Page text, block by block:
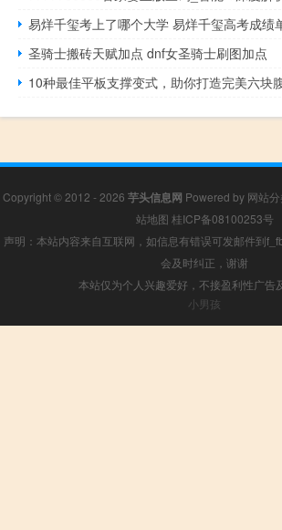
易烊千玺考上了哪个大学 易烊千玺高考成绩
圣骑士搬砖天赋加点 dnf女圣骑士刷图加点
10种最佳平板支撑变式，助你打造完美六块
Copyright © 2012 - 2026 芋头信息网 Powered by 网站
站地图 桂ICP备08100253号
声明：本站内容来自互联网，如信息有错误可发邮件到
会及时纠正，谢谢
本站仅为个人兴趣爱好，不接盈利性广告
小男孩